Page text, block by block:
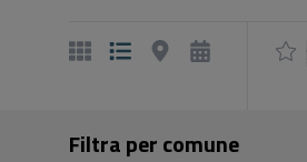
Filtra per comune